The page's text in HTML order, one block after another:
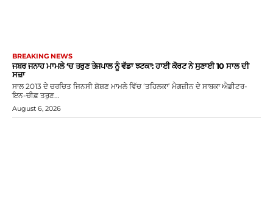
BREAKING NEWS
ਜਬਰ ਜਨਾਹ ਮਾਮਲੇ ‘ਚ ਤਰੁਣ ਤੇਜਪਾਲ ਨੂੰ ਵੱਡਾ ਝਟਕਾ: ਹਾਈ ਕੋਰਟ ਨੇ ਸੁਣਾਈ 10 ਸਾਲ ਦੀ
ਸਜ਼ਾ
ਸਾਲ 2013 ਦੇ ਚਰਚਿਤ ਜਿਨਸੀ ਸ਼ੋਸ਼ਣ ਮਾਮਲੇ ਵਿੱਚ ‘ਤਹਿਲਕਾ’ ਮੈਗਜ਼ੀਨ ਦੇ ਸਾਬਕਾ ਐਡੀਟਰ-
ਇਨ-ਚੀਫ਼ ਤਰੁਣ...
August 6, 2026